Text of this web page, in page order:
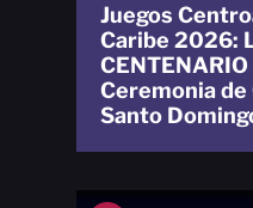
Juegos
Caribe 2026:
CENTENARIO
Ceremonia de
Santo